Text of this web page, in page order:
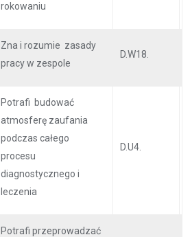
rokowaniu
Zna i rozumie zasady
pracy w zespole
D.W18.
Potrafi budować
atmosferę zaufania
podczas całego
procesu
diagnostycznego i
leczenia
D.U4.
Potrafi przeprowadzać